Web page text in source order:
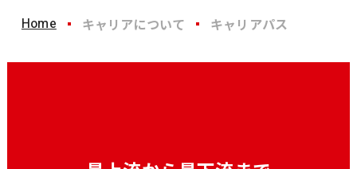
Home キャリアについて キャリアパス